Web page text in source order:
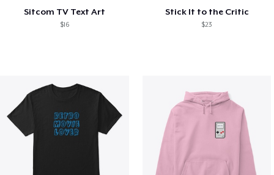
Sitcom TV Text Art
$16
Stick It to the Critic
$23